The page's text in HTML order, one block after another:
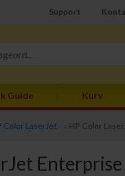
Support
Guide Kurv
Color LaserJet HP Color